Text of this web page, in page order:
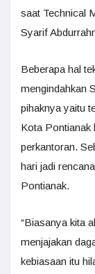
saat Technical
Syarif
Beberapa hal
mengindahkan
pihaknya yaitu
Kota Pontianak
perkantoran.
hari jadi
Pontianak.
“Biasanya kita
menjajakan
kebiasaan itu